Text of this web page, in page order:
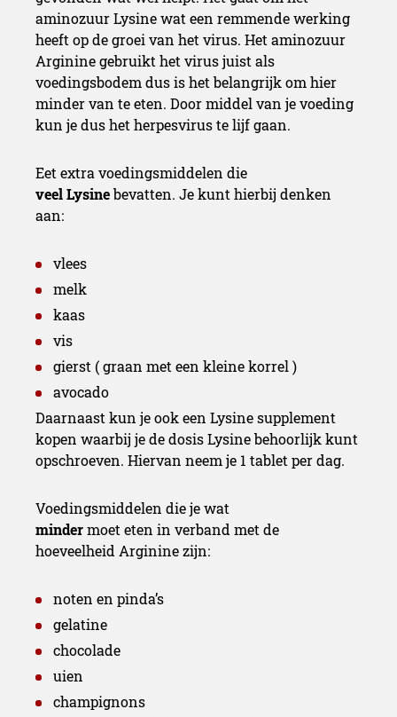
aminozuur Lysine wat een remmende werking
heeft op de groei van het virus. Het aminozuur
Arginine gebruikt het virus juist als
voedingsbodem dus is het belangrijk om hier
minder van te eten. Door middel van je voeding
kun je dus het herpesvirus te lijf gaan.
Eet extra voedingsmiddelen die
veel Lysinebevatten. Je kunt hierbij denken
aan:
vlees
melk
kaas
vis
gierst ( graan met een kleine korrel )
avocado
Daarnaast kun je ook een Lysine supplement
kopen waarbij je de dosis Lysine behoorlijk kunt
opschroeven. Hiervan neem je 1 tablet per dag.
Voedingsmiddelen die je wat
mindermoet eten in verband met de
hoeveelheid Arginine zijn:
noten en pinda’s
gelatine
chocolade
uien
champignons